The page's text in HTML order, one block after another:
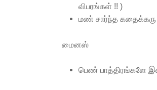
விபரங்கள் !! )
மண் சார்ந்த கதைக்கரு
மைனஸ்
பெண் பாத்திரங்களே